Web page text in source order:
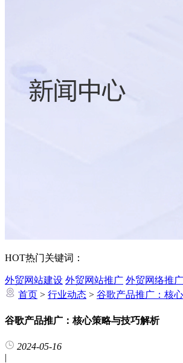
HOT热门关键词：
外贸网站建设 外贸网站推广 外贸网络推广
首页 > 行业动态 > 谷歌产品推广：核
谷歌产品推广：核心策略与技巧解析
2024-05-16
|